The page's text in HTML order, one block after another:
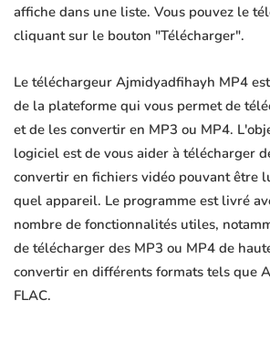
affiche dans une liste. Vous pouvez le
cliquant sur le bouton "Télécharger".
Le téléchargeur Ajmidyadfihayh MP4
de la plateforme qui vous permet de
et de les convertir en MP3 ou MP4.
logiciel est de vous aider à télécharger
convertir en fichiers vidéo pouvant être
quel appareil. Le programme est livré
nombre de fonctionnalités utiles,
de télécharger des MP3 ou MP4 de
convertir en différents formats tels que
FLAC.